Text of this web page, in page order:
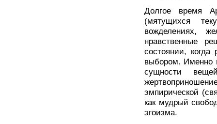
Долгое время
(мятущихся
вожделениях,
нравственные
состоянии,
выбором. Именно
сущности
эмпирической
как мудрый
эгоизма.